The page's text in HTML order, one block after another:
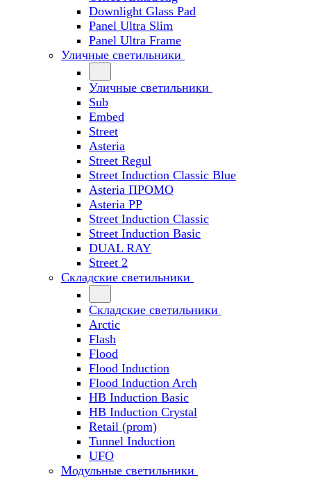
Downlight Glass Pad
Panel Ultra Slim
Panel Ultra Frame
Уличные светильники
Уличные светильники
Sub
Embed
Street
Asteria
Street Regul
Street Induction Classic Blue
Asteria ПРОМО
Asteria PP
Street Induction Classic
Street Induction Basic
DUAL RAY
Street 2
Складские светильники
Складские светильники
Arctic
Flash
Flood
Flood Induction
Flood Induction Arch
HB Induction Basic
HB Induction Crystal
Retail (prom)
Tunnel Induction
UFO
Модульные светильники